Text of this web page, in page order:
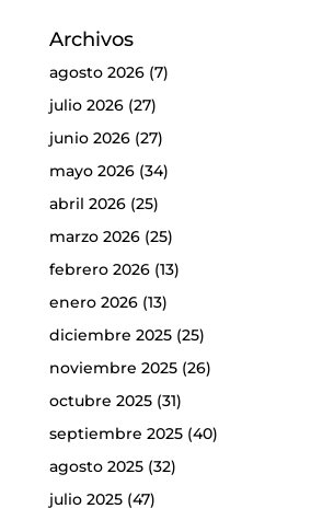
Archivos
agosto 2026(7)
julio 2026(27)
junio 2026(27)
mayo 2026(34)
abril 2026(25)
marzo 2026(25)
febrero 2026(13)
enero 2026(13)
diciembre 2025(25)
noviembre 2025(26)
octubre 2025(31)
septiembre 2025(40)
agosto 2025(32)
julio 2025(47)